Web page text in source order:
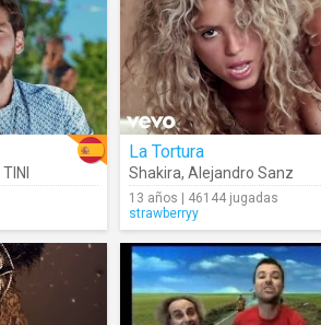
TINI
La Tortura
Shakira, Alejandro Sanz
13 años | 46144 jugadas
strawberryy